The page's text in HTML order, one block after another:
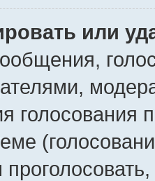
или
голосования